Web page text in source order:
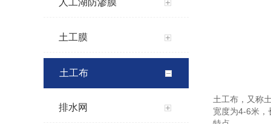
人工湖防渗膜
土工膜
土工布
排水网
土工布，又称
宽度为4-6米